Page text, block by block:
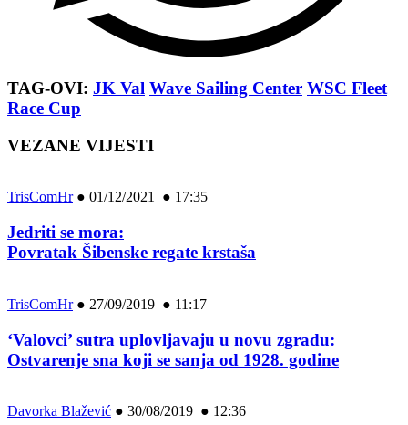
TAG-OVI: JK Val Wave Sailing Center WSC Fleet
Race Cup
VEZANE VIJESTI
TrisComHr● 01/12/2021 ● 17:35
Jedriti se mora:
Povratak Šibenske regate krstaša
TrisComHr● 27/09/2019 ● 11:17
‘Valovci’ sutra uplovljavaju u novu zgradu:
Ostvarenje sna koji se sanja od 1928. godine
Davorka Blažević ● 30/08/2019 ● 12:36